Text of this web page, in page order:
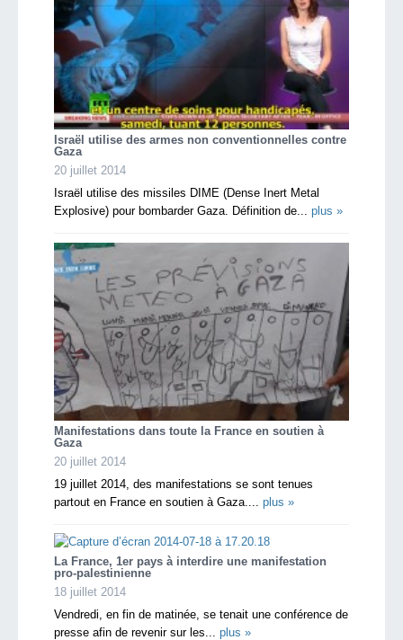
Israël utilise des armes non conventionnelles contre
Gaza
20 juillet 2014
Israël utilise des missiles DIME (Dense Inert Metal
Explosive) pour bombarder Gaza. Définition de... plus »
Manifestations dans toute la France en soutien à
Gaza
20 juillet 2014
19 juillet 2014, des manifestations se sont tenues
partout en France en soutien à Gaza.... plus »
La France, 1er pays à interdire une manifestation
pro-palestinienne
18 juillet 2014
Vendredi, en fin de matinée, se tenait une conférence de
presse afin de revenir sur les... plus »